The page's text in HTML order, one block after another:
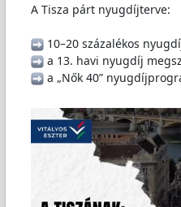
A Tisza párt nyugdíjterve:
10–20 százalékos
a 13. havi nyugdíj
a „Nők 40”